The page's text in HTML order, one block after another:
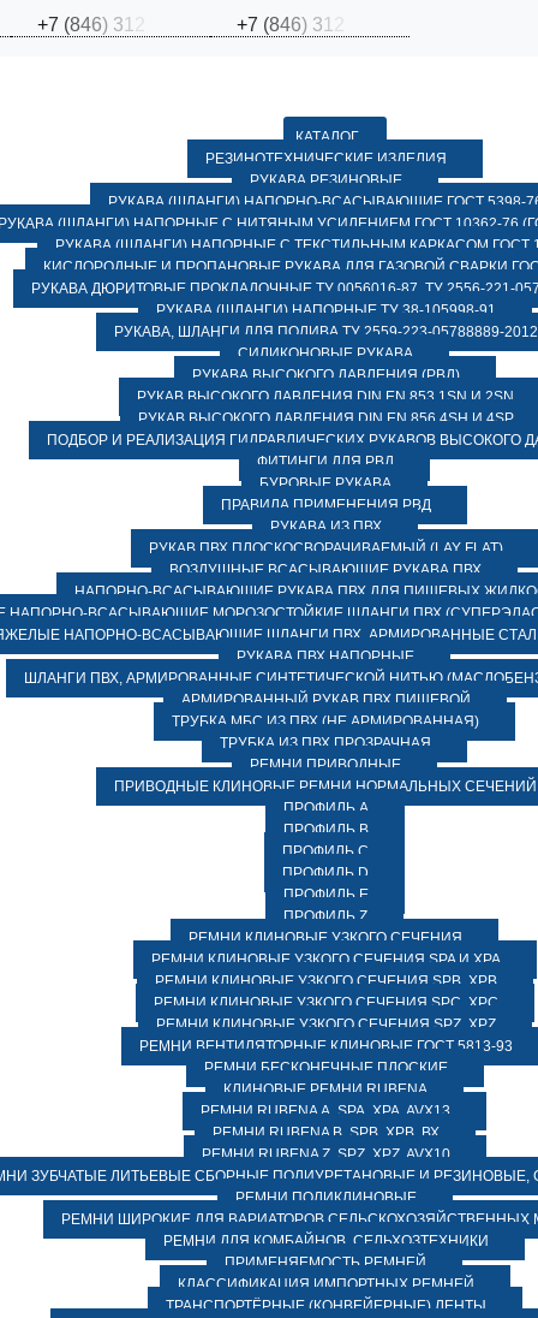
+7 (846) 31 +7 (846) 31
КАТАЛОГ
РЕЗИНОТЕХНИЧЕСКИЕ ИЗДЕЛИЯ
РУКАВА РЕЗИНОВЫЕ
РУКАВА (ШЛАНГИ) НАПОРНО-ВСАСЫВАЮЩИЕ ГОСТ 5398-
(ШЛАНГИ) НАПОРНЫЕ С НИТЯНЫМ УСИЛЕНИЕМ ГОСТ 10362-76
РУКАВА (ШЛАНГИ) НАПОРНЫЕ С ТЕКСТИЛЬНЫМ КАРКАСОМ ГОСТ
КИСЛОРОДНЫЕ И ПРОПАНОВЫЕ РУКАВА ДЛЯ ГАЗОВОЙ СВАРКИ
РУКАВА ДЮРИТОВЫЕ ПРОКЛАДОЧНЫЕ ТУ 0056016-87, ТУ 2556-221-
РУКАВА (ШЛАНГИ) НАПОРНЫЕ ТУ 38-105998-91
РУКАВА, ШЛАНГИ ДЛЯ ПОЛИВА ТУ 2559-223-05788889-2012
СИЛИКОНОВЫЕ РУКАВА
РУКАВА ВЫСОКОГО ДАВЛЕНИЯ (РВД)
РУКАВ ВЫСОКОГО ДАВЛЕНИЯ DIN EN 853 1SN И 2SN
РУКАВ ВЫСОКОГО ДАВЛЕНИЯ DIN EN 856 4SH И 4SP
ПОДБОР И РЕАЛИЗАЦИЯ ГИДРАВЛИЧЕСКИХ РУКАВОВ ВЫСОКОГО
ФИТИНГИ ДЛЯ РВД
БУРОВЫЕ РУКАВА
ПРАВИЛА ПРИМЕНЕНИЯ РВД
РУКАВА ИЗ ПВХ
РУКАВ ПВХ ПЛОСКОСВОРАЧИВАЕМЫЙ (LAY FLAT)
ВОЗДУШНЫЕ ВСАСЫВАЮЩИЕ РУКАВА ПВХ
НАПОРНО-ВСАСЫВАЮЩИЕ РУКАВА ПВХ ДЛЯ ПИЩЕВЫХ
НАПОРНО-ВСАСЫВАЮЩИЕ МОРОЗОСТОЙКИЕ ШЛАНГИ ПВХ
НАПОРНО-ВСАСЫВАЮЩИЕ ШЛАНГИ ПВХ, АРМИРОВАННЫЕ
РУКАВА ПВХ НАПОРНЫЕ
ШЛАНГИ ПВХ, АРМИРОВАННЫЕ СИНТЕТИЧЕСКОЙ НИТЬЮ
АРМИРОВАННЫЙ РУКАВ ПВХ ПИЩЕВОЙ
ТРУБКА МБС ИЗ ПВХ (НЕ АРМИРОВАННАЯ)
ТРУБКА ИЗ ПВХ ПРОЗРАЧНАЯ
РЕМНИ ПРИВОДНЫЕ
ПРИВОДНЫЕ КЛИНОВЫЕ РЕМНИ НОРМАЛЬНЫХ СЕЧЕНИЙ
ПРОФИЛЬ A
ПРОФИЛЬ B
ПРОФИЛЬ C
ПРОФИЛЬ D
ПРОФИЛЬ E
ПРОФИЛЬ Z
РЕМНИ КЛИНОВЫЕ УЗКОГО СЕЧЕНИЯ
РЕМНИ КЛИНОВЫЕ УЗКОГО СЕЧЕНИЯ SPA И XPA
РЕМНИ КЛИНОВЫЕ УЗКОГО СЕЧЕНИЯ SPB, XPB
РЕМНИ КЛИНОВЫЕ УЗКОГО СЕЧЕНИЯ SPC, XPC
РЕМНИ КЛИНОВЫЕ УЗКОГО СЕЧЕНИЯ SPZ, XPZ
РЕМНИ ВЕНТИЛЯТОРНЫЕ КЛИНОВЫЕ ГОСТ 5813-93
РЕМНИ БЕСКОНЕЧНЫЕ ПЛОСКИЕ
КЛИНОВЫЕ РЕМНИ RUBENA
РЕМНИ RUBENA А, SPA, XPA, AVX13
РЕМНИ RUBENA В, SPВ, ХPВ, ВХ
РЕМНИ RUBENA Z, SPZ, XPZ, AVX10
ЗУБЧАТЫЕ ЛИТЬЕВЫЕ СБОРНЫЕ ПОЛИУРЕТАНОВЫЕ И РЕЗИНОВЫЕ,
РЕМНИ ПОЛИКЛИНОВЫЕ
РЕМНИ ШИРОКИЕ ДЛЯ ВАРИАТОРОВ СЕЛЬСКОХОЗЯЙСТВЕННЫХ
РЕМНИ ДЛЯ КОМБАЙНОВ, СЕЛЬХОЗТЕХНИКИ
ПРИМЕНЯЕМОСТЬ РЕМНЕЙ
КЛАССИФИКАЦИЯ ИМПОРТНЫХ РЕМНЕЙ
ТРАНСПОРТЁРНЫЕ (КОНВЕЙЕРНЫЕ) ЛЕНТЫ